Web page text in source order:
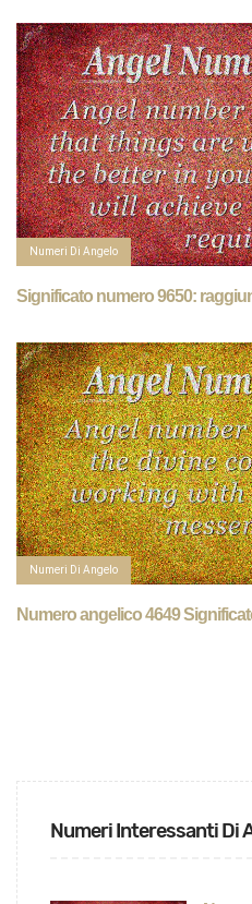
Numeri Di Angelo
Significato numero 9650:
Numeri Di Angelo
Numero angelico 4649
Numeri Interessanti Di